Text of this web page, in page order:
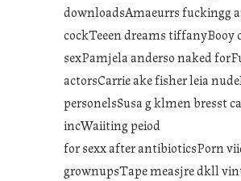
downloadsAmaeurrs fuckingg
cockTeeen dreams tiffanyBooy
sexPamjela anderso naked
actorsCarrie ake fisher leia
personelsSusa g klmen bresst
incWaiiting peiod
for sexx after antibioticsPorn
grownupsTape measjre dkll